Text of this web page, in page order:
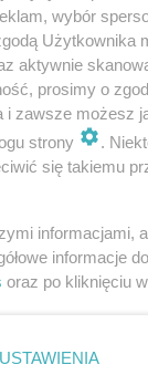
9
10
11
wybór
aktywnie
prosimy o
i zawsze możesz
strony
.
się takiemu
informacjami,
informacje
oraz po kliknięciu
USTAWIENIA